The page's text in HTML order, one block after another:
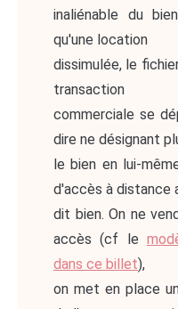
inaliénable du
qu'une location
dissimulée, le
transaction
commerciale se
dire ne désignant
le bien en lui-
d'accès à distance
dit bien. On ne
accès (cf le
dans ce billet),
on met en place